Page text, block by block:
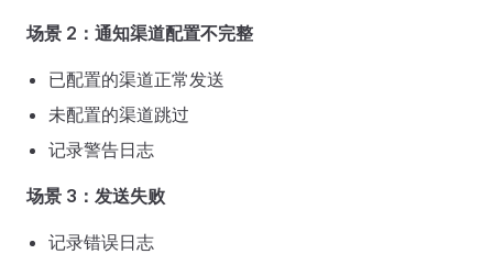
场景 2：通知渠道配置不完整
已配置的渠道正常发送
未配置的渠道跳过
记录警告日志
场景 3：发送失败
记录错误日志